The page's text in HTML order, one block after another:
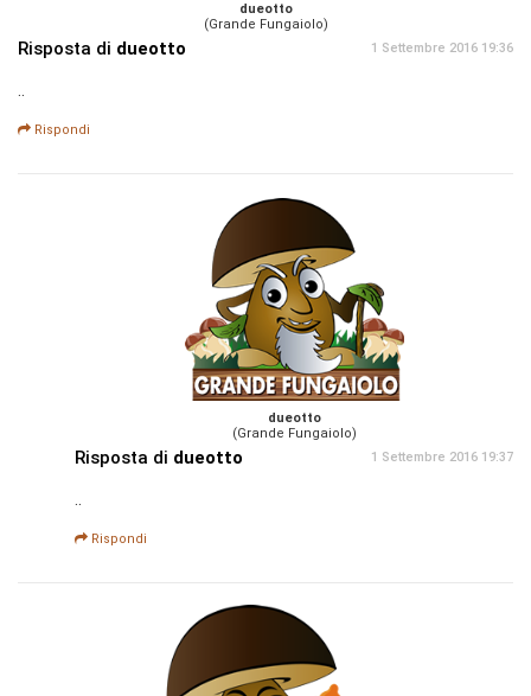
dueotto
(Grande Fungaiolo)
Risposta di dueotto 1 Settembre 2016 19:36
..
Rispondi
dueotto
(Grande Fungaiolo)
Risposta di dueotto 1 Settembre 2016 19:37
..
Rispondi